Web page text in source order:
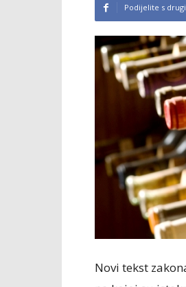
Podijelite s
Novi tekst